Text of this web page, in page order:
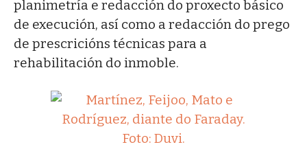
planimetría e redacción do proxecto básico
de execución, así como a redacción do prego
de prescricións técnicas para a
rehabilitación do inmoble.